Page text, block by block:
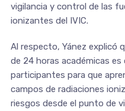
vigilancia y control de las
ionizantes del IVIC.
Al respecto, Yánez explicó
de 24 horas académicas
participantes para que
campos de radiaciones
riesgos desde el punto de